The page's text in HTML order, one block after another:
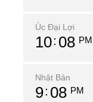
Úc Đại Lợi
10 08 PM
Nhật Bản
9 08 PM